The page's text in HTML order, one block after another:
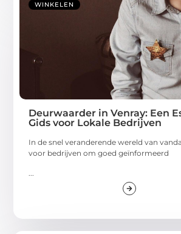
WINKELEN
Deurwaarder in Venray: Een
Gids voor Lokale Bedrijven
In de snel veranderende wereld van
voor bedrijven om goed geïnformeerd